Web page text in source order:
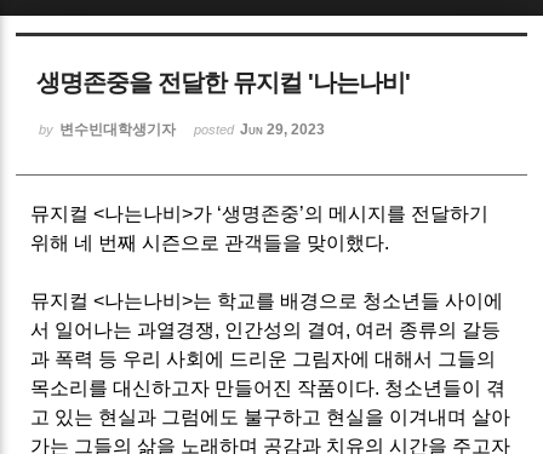
생명존중을 전달한 뮤지컬 '나는나비'
by 변수빈대학생기자 posted Jun 29, 2023
뮤지컬<나는나비>가 ‘생명존중’의 메시지를 전달하기
위해 네 번째 시즌으로 관객들을 맞이했다.
뮤지컬<나는나비>는 학교를 배경으로 청소년들 사이에
서 일어나는 과열경쟁, 인간성의 결여 , 여러 종류의 갈등
과 폭력 등 우리 사회에 드리운 그림자에 대해서 그들의
목소리를 대신하고자 만들어진 작품이다. 청소년들이 겪
고 있는 현실과 그럼에도 불구하고 현실을 이겨내며 살아
가는 그들의 삶을 노래하며 공감과 치유의 시간을 주고자
Sketchbook5, 스케치북5
Sketchbook5, 스케치북5